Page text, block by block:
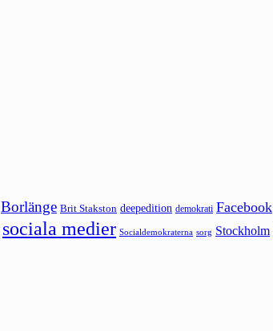
Borlänge Brit Stakston deepedition demokrati Facebook
sociala medier Socialdemokraterna sorg Stockholm